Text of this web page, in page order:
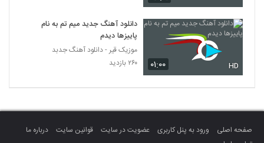
دانلود آهنگ دور شدی از مجتبی اسماعیلی به
همراه متن ترانه
5679
Alireza Beyrami Negah
آغوش آسمان
۰۱:۰۰ HD
دانلود آهنگ جدید میم تم به نام
پاییزها دیدم
موزیک قیر - دانلود آهنگ جدبد
۲۶۰ بازدید
صفحه اصلی ورود به پنل کاربری عضویت در سایت قوانین سایت
درباره ما